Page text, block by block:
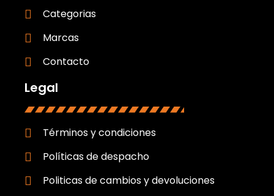
Categorias
Marcas
Contacto
Legal
Términos y condiciones
Políticas de despacho
Politicas de cambios y devoluciones